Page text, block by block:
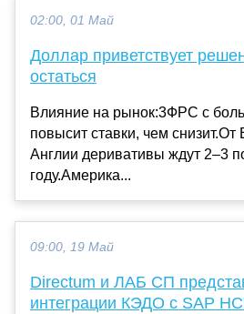
02:00, 01 Май
Доллар приветствует
остаться
Влияние на рынок:3ФРС с
повысит ставки, чем
Англии деривативы ждут 2–3
году.Америка...
09:00, 19 Май
Directum и ЛАБ СП
интеграции КЭДО с SAP